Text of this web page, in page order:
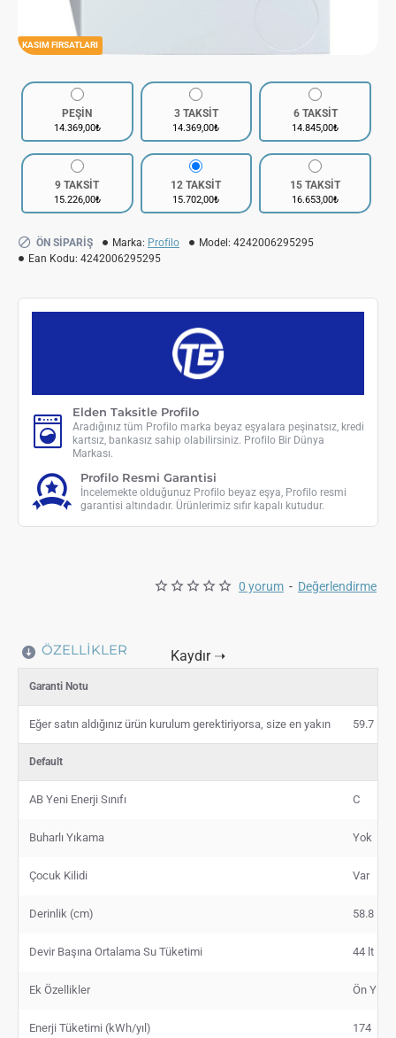
KASIM FIRSATLARI
0 yorum - Değerlendirme
PEŞİN
14.369,00₺
3 TAKSİT
14.369,00₺
6 TAKSİT
14.845,00₺
9 TAKSİT
15.226,00₺
12 TAKSİT
15.702,00₺
15 TAKSİT
16.653,00₺
ÖN SIPARIŞ Marka: Profilo Model: 4242006295295
Ean Kodu: 4242006295295
Elden Taksitle Profilo
Aradığınız tüm Profilo marka beyaz eşyalara peşinatsız, kredi
kartsız, bankasız sahip olabilirsiniz. Profilo Bir Dünya
Markası.
Profilo Resmi Garantisi
İncelemekte olduğunuz Profilo beyaz eşya, Profilo resmi
garantisi altındadır. Ürünlerimiz sıfır kapalı kutudur.
ÖZELLIKLER
Garanti Notu
Eğer satın aldığınız ürün kurulum gerektiriyorsa, size en yakın 59.7
Default
AB Yeni Enerji Sınıfı C
Buharlı Yıkama Yok
Çocuk Kilidi Var
Derinlik (cm) 58.8
Devir Başına Ortalama Su Tüketimi 44 lt
Ek Özellikler Ön
Enerji Tüketimi (kWh/yıl) 174